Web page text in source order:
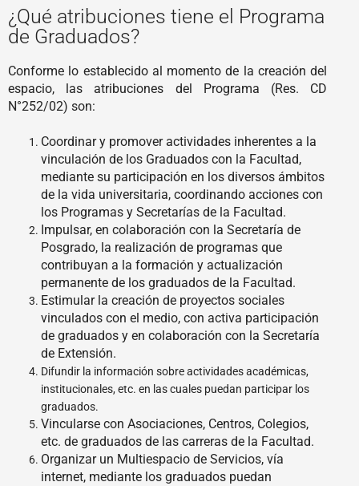
¿Qué atribuciones tiene el Programa
de Graduados?
Conforme lo establecido al momento de la creación del
espacio, las atribuciones del Programa (Res. CD
N°252/02) son:
Coordinar y promover actividades inherentes a la
vinculación de los Graduados con la Facultad,
mediante su participación en los diversos ámbitos
de la vida universitaria, coordinando acciones con
los Programas y Secretarías de la Facultad.
Impulsar, en colaboración con la Secretaría de
Posgrado, la realización de programas que
contribuyan a la formación y actualización
permanente de los graduados de la Facultad.
Estimular la creación de proyectos sociales
vinculados con el medio, con activa participación
de graduados y en colaboración con la Secretaría
de Extensión.
Difundir la información sobre actividades académicas,
institucionales, etc. en las cuales puedan participar los
graduados.
Vincularse con Asociaciones, Centros, Colegios,
etc. de graduados de las carreras de la Facultad.
Organizar un Multiespacio de Servicios, vía
internet, mediante los graduados puedan